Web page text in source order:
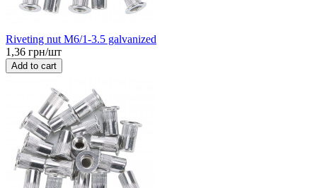
Riveting nut M6/1-3.5 galvanized
1,36 грн/шт
Add to cart